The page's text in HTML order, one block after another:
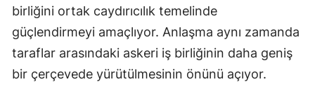
birliğini ortak caydırıcılık temelinde
güçlendirmeyi amaçlıyor. Anlaşma aynı zamanda
taraflar arasındaki askeri iş birliğinin daha geniş
bir çerçevede yürütülmesinin önünü açıyor.